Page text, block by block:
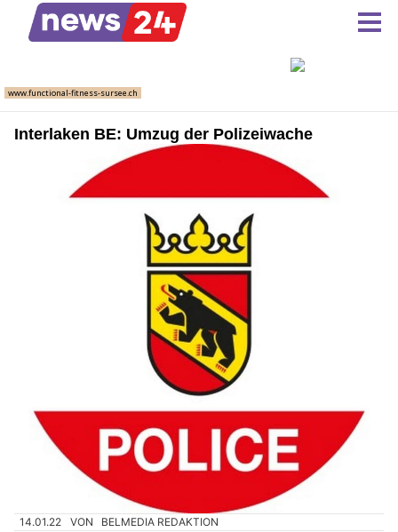
Interlaken BE: Umzug der Polizeiwache
14.01.22 VON BELMEDIA REDAKTION